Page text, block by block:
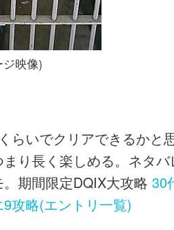
映像)
らいでクリアできるかと
り長く楽しめる。ネタ
期間限定DQIX大攻略30
攻略(エントリ一覧)